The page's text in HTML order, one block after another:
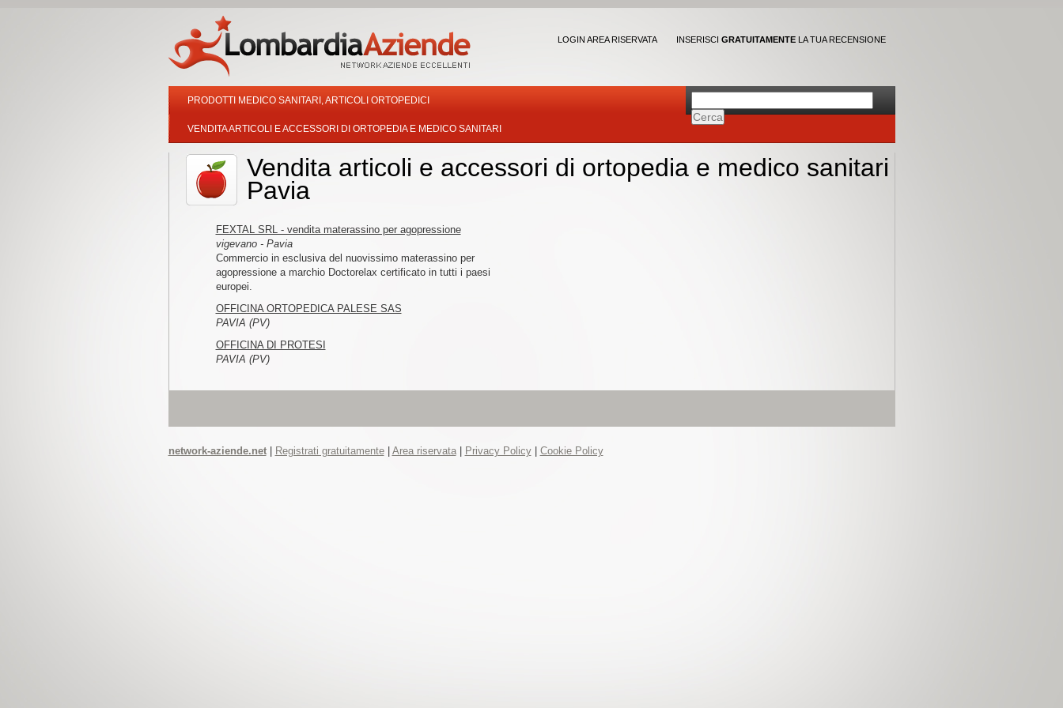
LOGIN AREA RISERVATA INSERISCI GRATUITAMENTELA TUA RECENSIONE
PRODOTTI MEDICO SANITARI, ARTICOLI ORTOPEDICI
VENDITA ARTICOLI E ACCESSORI DI ORTOPEDIA E MEDICO SANITARI
Vendita articoli e accessori di ortopedia e medico sanitari
Pavia
FEXTAL SRL - vendita materassino per agopressione
vigevano - Pavia
Commercio in esclusiva del nuovissimo materassino per
agopressione a marchio Doctorelax certificato in tutti i paesi
europei.
OFFICINA ORTOPEDICA PALESE SAS
PAVIA (PV)
OFFICINA DI PROTESI
PAVIA (PV)
network-aziende.net| Registrati gratuitamente| Area riservata| Privacy Policy| Cookie Policy